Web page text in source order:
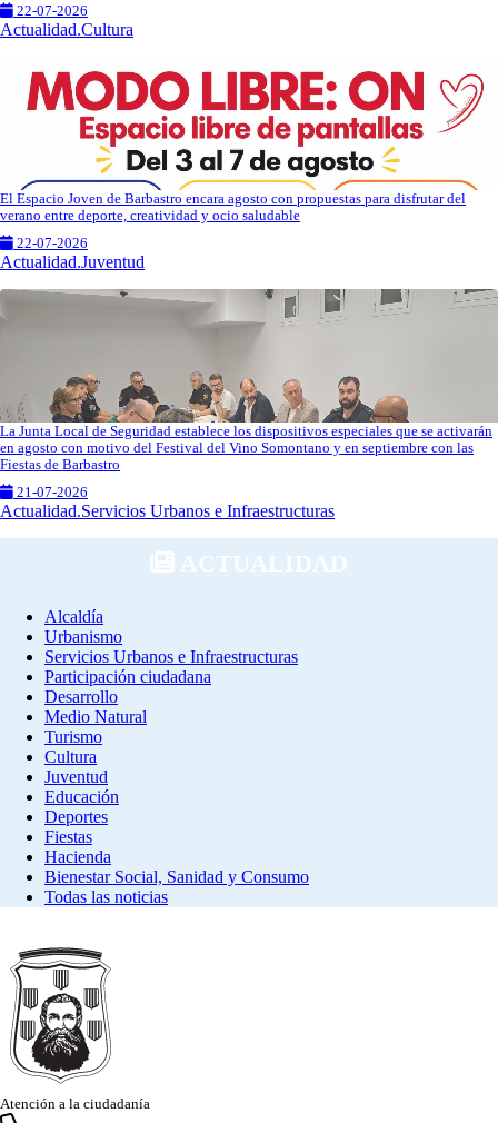
22-07-2026
Actualidad.Cultura
El Espacio Joven de Barbastro encara agosto con propuestas para disfrutar del
verano entre deporte, creatividad y ocio saludable
22-07-2026
Actualidad.Juventud
La Junta Local de Seguridad establece los dispositivos especiales que se activarán
en agosto con motivo del Festival del Vino Somontano y en septiembre con las
Fiestas de Barbastro
21-07-2026
Actualidad.Servicios Urbanos e Infraestructuras
ACTUALIDAD
Alcaldía
Urbanismo
Servicios Urbanos e Infraestructuras
Participación ciudadana
Desarrollo
Medio Natural
Turismo
Cultura
Juventud
Educación
Deportes
Fiestas
Hacienda
Bienestar Social, Sanidad y Consumo
Todas las noticias
Atención a la ciudadanía